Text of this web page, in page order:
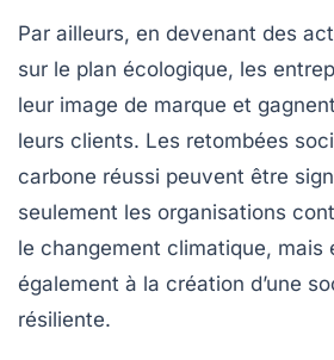
Par ailleurs, en devenant des
sur le plan écologique, les
leur image de marque et
leurs clients. Les retombées
carbone réussi peuvent être
seulement les organisations
le changement climatique, mais
également à la création d’une
résiliente.